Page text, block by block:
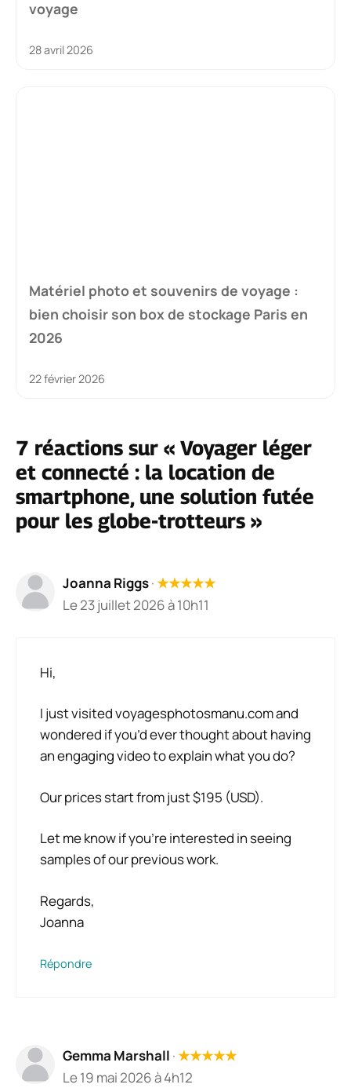
voyage
28 avril 2026
Matériel photo et souvenirs de voyage :
bien choisir son box de stockage Paris en
2026
22 février 2026
7 réactions sur « Voyager léger
et connecté : la location de
smartphone, une solution futée
pour les globe-trotteurs »
Joanna Riggs·★★★★★
Le 23 juillet 2026 à 10h11
Hi,
I just visited voyagesphotosmanu.com and
wondered if you’d ever thought about having
an engaging video to explain what you do?
Our prices start from just $195 (USD).
Let me know if you’re interested in seeing
samples of our previous work.
Regards,
Joanna
Répondre
Gemma Marshall ·★★★★★
Le 19 mai 2026 à 4h12